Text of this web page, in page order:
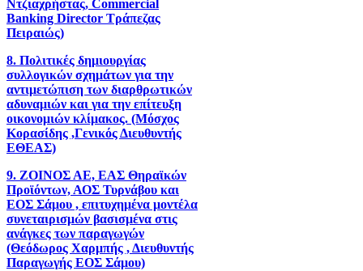
Ντζιαχρήστας, Commercial
Banking Director Τράπεζας
Πειραιώς)
8. Πολιτικές δημιουργίας
συλλογικών σχημάτων για την
αντιμετώπιση των διαρθρωτικών
αδυναμιών και για την επίτευξη
οικονομιών κλίμακος. (Μόσχος
Κορασίδης ,Γενικός Διευθυντής
ΕΘΕΑΣ)
9. ΖΟΙΝΟΣ ΑΕ, ΕΑΣ Θηραϊκών
Προϊόντων, ΑΟΣ Τυρνάβου και
ΕΟΣ Σάμου , επιτυχημένα μοντέλα
συνεταιρισμών βασισμένα στις
ανάγκες των παραγωγών
(Θεόδωρος Χαρμπής , Διευθυντής
Παραγωγής ΕΟΣ Σάμου)